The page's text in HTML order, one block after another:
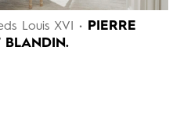
Louis XVI •
PIERRE
BLANDIN.